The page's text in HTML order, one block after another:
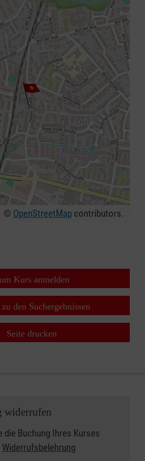
© OpenStreetMap contributors.
Kurs anmelden
den Suchergebnissen
Seite drucken
widerrufen
die Buchung Ihres Kurses
Widerrufsbelehrung